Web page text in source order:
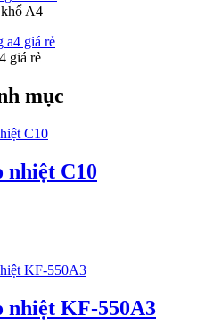
A4
giá rẻ
mục
nhiệt C10
nhiệt KF-550A3